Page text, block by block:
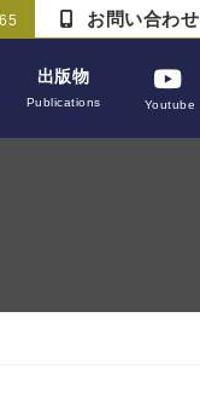
お問い合わせ
出版物
Publications Youtube